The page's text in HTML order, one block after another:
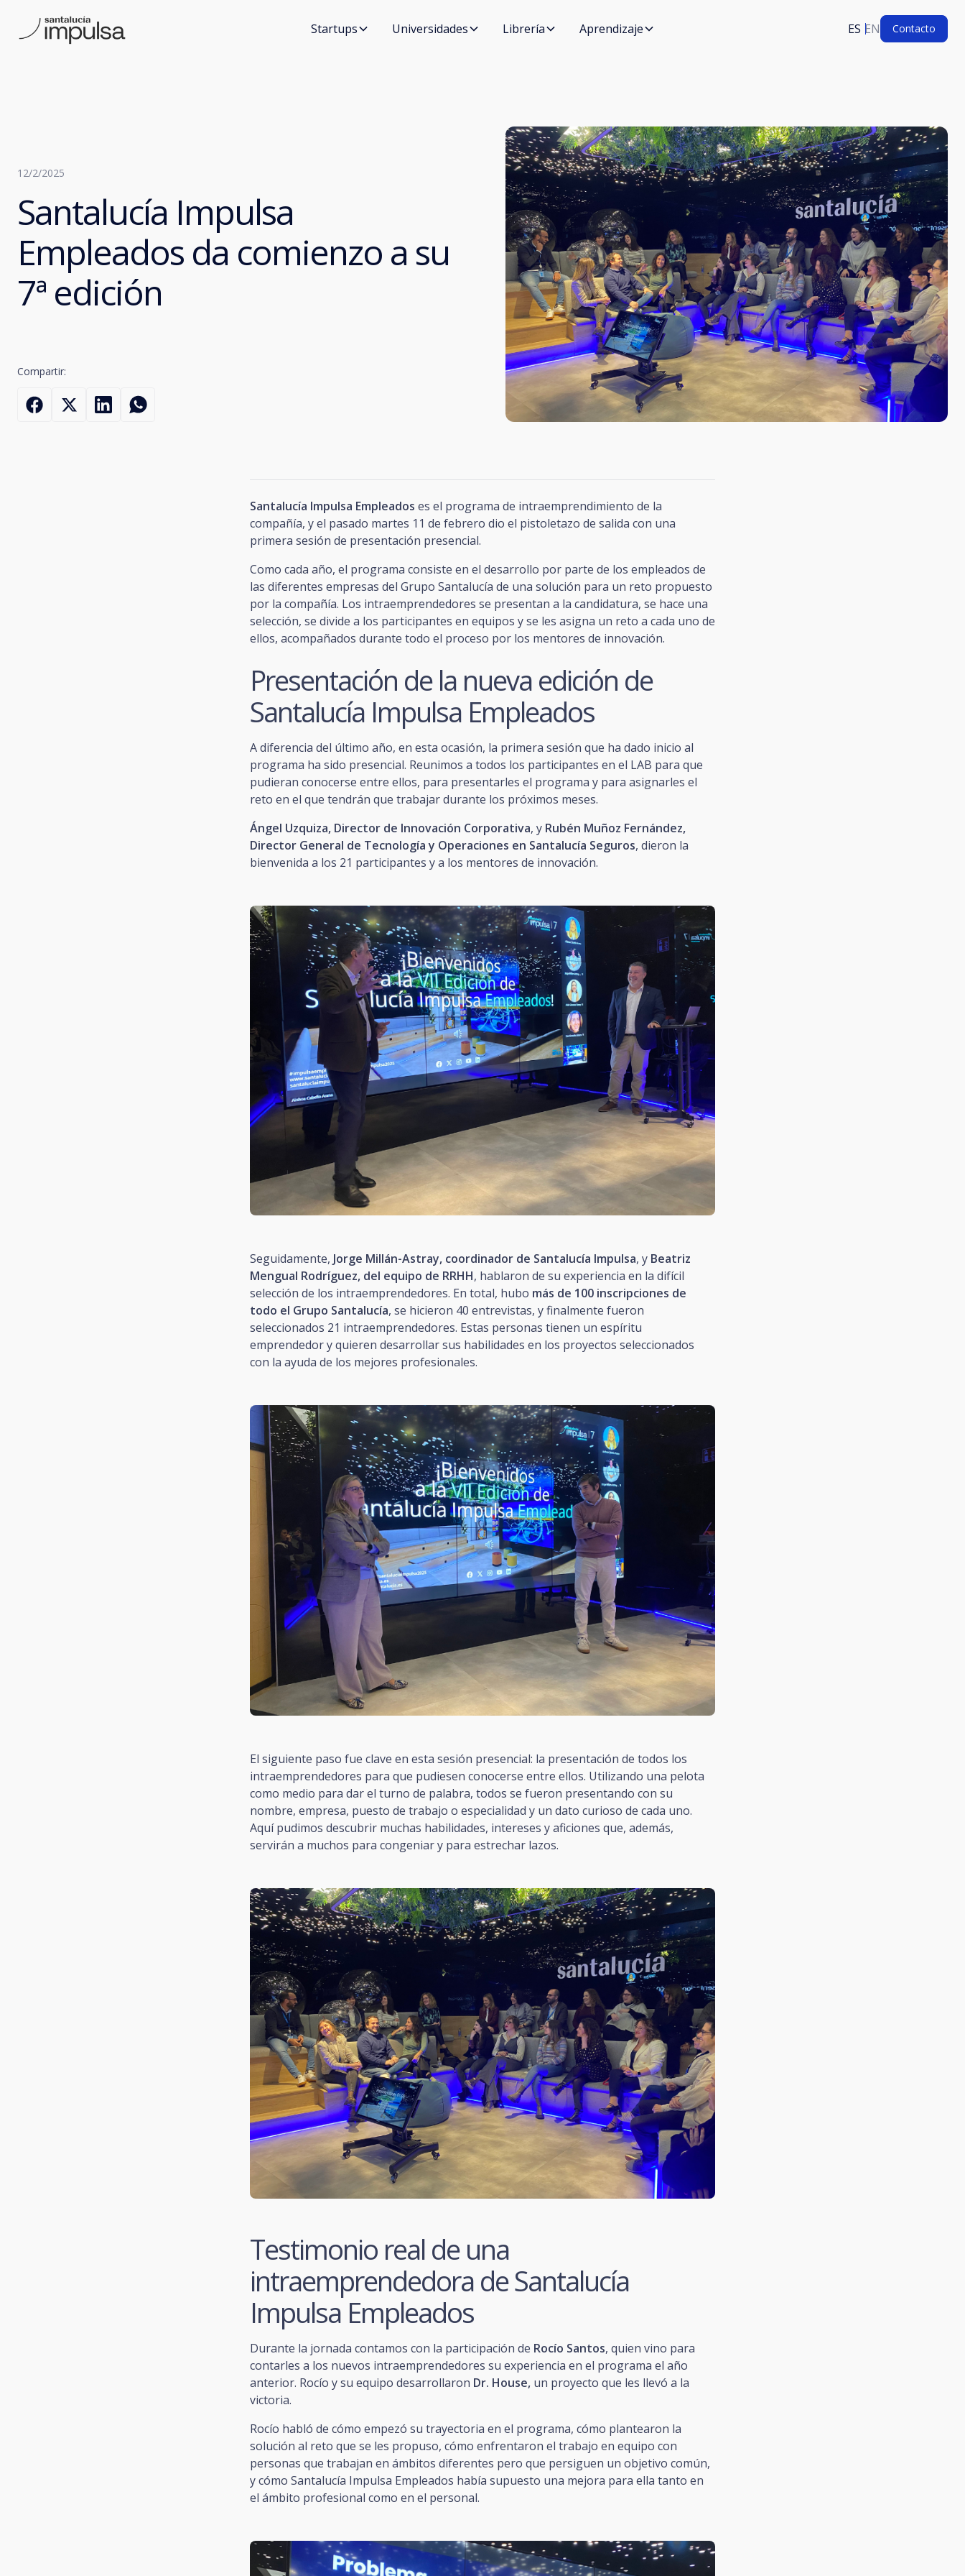
Startups Universidades Librería Aprendizaje ES EN Contacto
12/2/2025
Santalucía Impulsa
Empleados da comienzo a su
7ª edición
Compartir:
Santalucía Impulsa Empleados es el programa de intraemprendimiento de la
compañía, y el pasado martes 11 de febrero dio el pistoletazo de salida con una
primera sesión de presentación presencial.
Como cada año, el programa consiste en el desarrollo por parte de los empleados de
las diferentes empresas del Grupo Santalucía de una solución para un reto propuesto
por la compañía. Los intraemprendedores se presentan a la candidatura, se hace una
selección, se divide a los participantes en equipos y se les asigna un reto a cada uno de
ellos, acompañados durante todo el proceso por los mentores de innovación.
Presentación de la nueva edición de
Santalucía Impulsa Empleados
A diferencia del último año, en esta ocasión, la primera sesión que ha dado inicio al
programa ha sido presencial. Reunimos a todos los participantes en el LAB para que
pudieran conocerse entre ellos, para presentarles el programa y para asignarles el
reto en el que tendrán que trabajar durante los próximos meses.
Ángel Uzquiza, Director de Innovación Corporativa, y Rubén Muñoz Fernández,
Director General de Tecnología y Operaciones en Santalucía Seguros, dieron la
bienvenida a los 21 participantes y a los mentores de innovación.
Seguidamente, Jorge Millán-Astray, coordinador de Santalucía Impulsa, y Beatriz
Mengual Rodríguez, del equipo de RRHH, hablaron de su experiencia en la difícil
selección de los intraemprendedores. En total, hubo más de 100 inscripciones de
todo el Grupo Santalucía, se hicieron 40 entrevistas, y finalmente fueron
seleccionados 21 intraemprendedores. Estas personas tienen un espíritu
emprendedor y quieren desarrollar sus habilidades en los proyectos seleccionados
con la ayuda de los mejores profesionales.
El siguiente paso fue clave en esta sesión presencial: la presentación de todos los
intraemprendedores para que pudiesen conocerse entre ellos. Utilizando una pelota
como medio para dar el turno de palabra, todos se fueron presentando con su
nombre, empresa, puesto de trabajo o especialidad y un dato curioso de cada uno.
Aquí pudimos descubrir muchas habilidades, intereses y aficiones que, además,
servirán a muchos para congeniar y para estrechar lazos.
Testimonio real de una
intraemprendedora de Santalucía
Impulsa Empleados
Durante la jornada contamos con la participación de Rocío Santos, quien vino para
contarles a los nuevos intraemprendedores su experiencia en el programa el año
anterior. Rocío y su equipo desarrollaron Dr. House, un proyecto que les llevó a la
victoria.
Rocío habló de cómo empezó su trayectoria en el programa, cómo plantearon la
solución al reto que se les propuso, cómo enfrentaron el trabajo en equipo con
personas que trabajan en ámbitos diferentes pero que persiguen un objetivo común,
y cómo Santalucía Impulsa Empleados había supuesto una mejora para ella tanto en
el ámbito profesional como en el personal.